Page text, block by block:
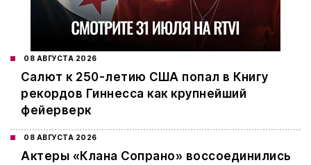
08 АВГУСТА 2026
Салют к 250-летию США попал в Книгу
рекордов Гиннесса как крупнейший
фейерверк
08 АВГУСТА 2026
Актеры «Клана Сопрано» воссоединились